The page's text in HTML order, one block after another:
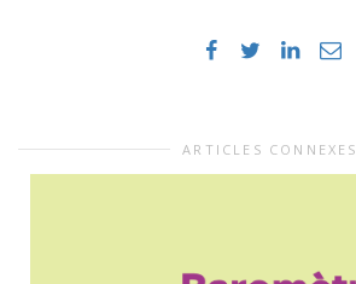
ARTICLES CONNEXES